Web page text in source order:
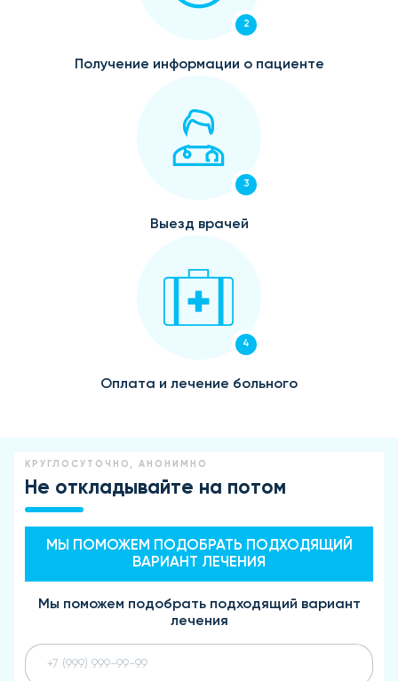
2
Получение информации о пациенте
3
Выезд врачей
4
Оплата и лечение больного
КРУГЛОСУТОЧНО, АНОНИМНО
Не откладывайте на потом
МЫ ПОМОЖЕМ ПОДОБРАТЬ ПОДХОДЯЩИЙ
ВАРИАНТ ЛЕЧЕНИЯ
Мы поможем подобрать подходящий вариант
лечения